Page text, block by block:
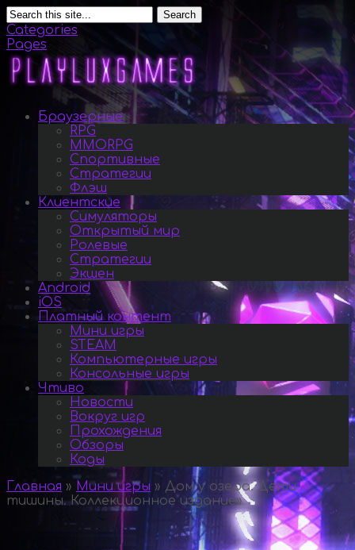
Search
Categories
Pages
Браузерные
RPG
MMORPG
Спортивные
Стратегии
Флэш
Клиентские
Симуляторы
Открытый мир
Ролевые
Стратегии
Экшен
Android
iOS
Платный контент
Мини игры
STEAM
Компьютерные игры
Консольные игры
Чтиво
Новости
Вокруг игр
Прохождения
Обзоры
Коды
Главная » Мини игры » Дом у озера. Дети
тишины. Коллекционное издание»